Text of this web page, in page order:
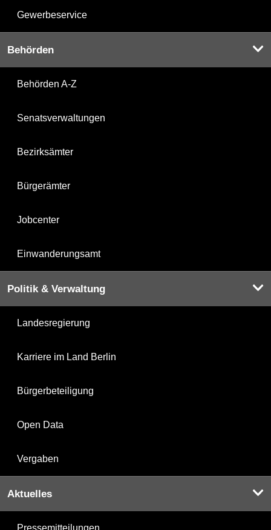
Gewerbeservice
Behörden
Behörden A-Z
Senatsverwaltungen
Bezirksämter
Bürgerämter
Jobcenter
Einwanderungsamt
Politik & Verwaltung
Landesregierung
Karriere im Land Berlin
Bürgerbeteiligung
Open Data
Vergaben
Aktuelles
Pressemitteilungen